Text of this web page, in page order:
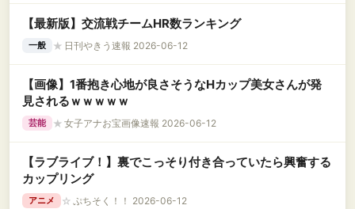
【最新版】交流戦チームHR数ランキング
一般 ★ 日刊やきう速報 2026-06-12
【画像】1番抱き心地が良さそうなHカップ美女さんが発
見されるｗｗｗｗｗ
芸能 ★ 女子アナお宝画像速報 2026-06-12
【ラブライブ！】裏でこっそり付き合っていたら興奮する
カップリング
アニメ ☆ ぷちそく！！ 2026-06-12